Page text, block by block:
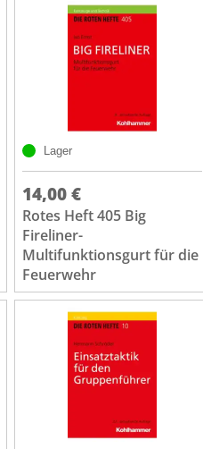
Lager
14,00 €
Rotes Heft 405 Big
Fireliner-
Multifunktionsgurt für die
Feuerwehr